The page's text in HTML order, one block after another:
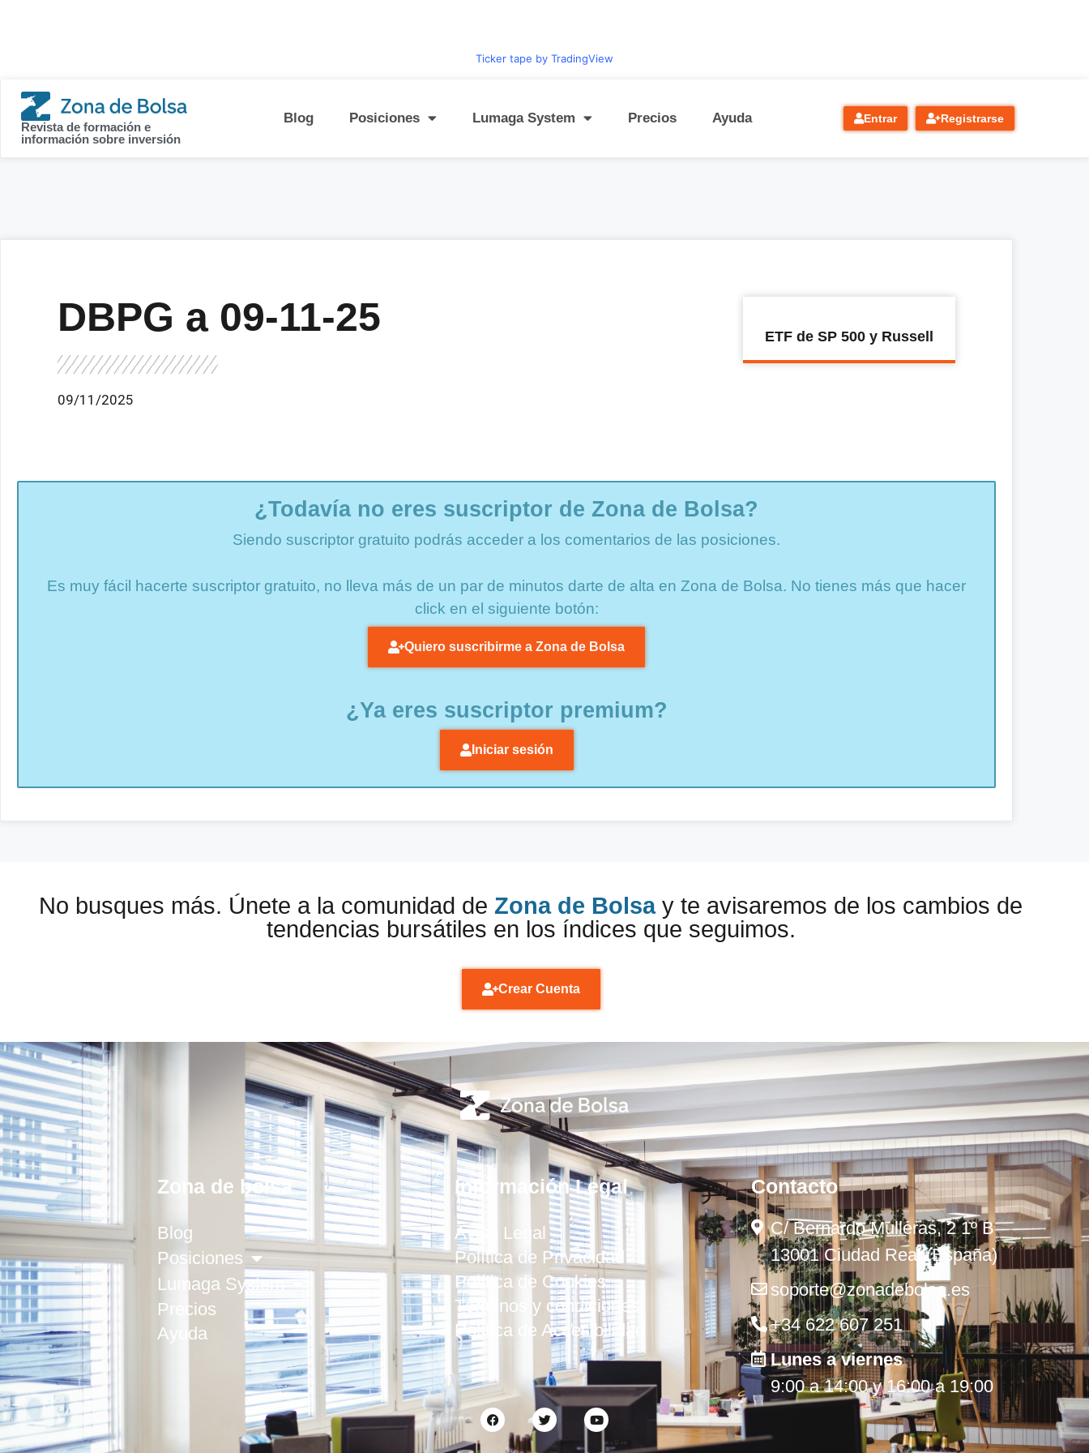
Ticker tape by TradingView
Revista de formación e
información sobre inversión
Blog Posiciones Lumaga System Precios Ayuda Entrar Registrarse
DBPG a 09-11-25
09/11/2025
ETF de SP 500 y Russell
¿Todavía no eres suscriptor de Zona de Bolsa?
Siendo suscriptor gratuito podrás acceder a los comentarios de las posiciones.
Es muy fácil hacerte suscriptor gratuito, no lleva más de un par de minutos darte de alta en Zona de Bolsa. No tienes más que hacer
click en el siguiente botón:
Quiero suscribirme a Zona de Bolsa
¿Ya eres suscriptor premium?
Iniciar sesión
No busques más. Únete a la comunidad de Zona de Bolsay te avisaremos de los cambios de
tendencias bursátiles en los índices que seguimos.
Crear Cuenta
Zona de bolsa
Blog
Posiciones
Lumaga System
Precios
Ayuda
Información Legal
Aviso Legal
Política de Privacidad
Política de Cookies
Términos y condiciones
Política de Accesibilidad
Contacto
C/ Bernardo Mulleras, 2 1º B
13001 Ciudad Real (España)
soporte@zonadebolsa.es
+34 622 607 251
Lunes a viernes
9:00 a 14:00 y 16:00 a 19:00